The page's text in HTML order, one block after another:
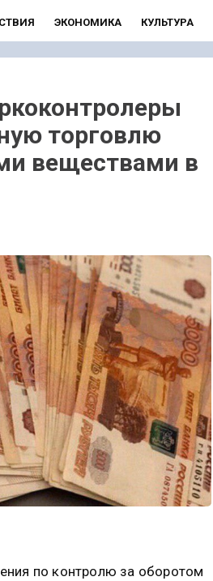
ЭКОНОМИКА КУЛЬТУРА
торговлю
веществами в
по контролю за оборотом